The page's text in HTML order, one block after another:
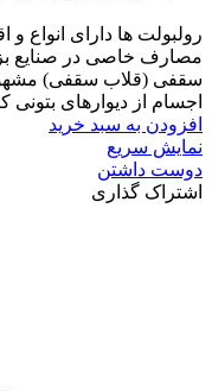
رولبولت ها دارای انواع
مصارف خاصی در صنایع
سقفی (قلاب سقفی)
اجسام از دیوارهای بتونی
افزودن به سبد خرید
نمایش سریع
دوست داشتن
اشتراک گذاری